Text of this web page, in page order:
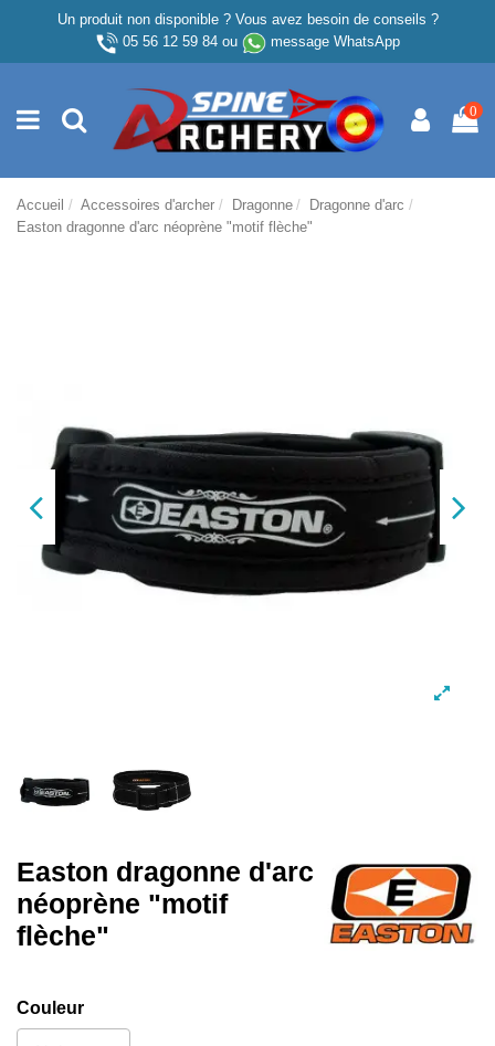
Un produit non disponible ? Vous avez besoin de conseils ?
05 56 12 59 84ou message WhatsApp
0
Accueil Accessoires d'archer Dragonne
Dragonne d'arc
Easton dragonne d'arc néoprène "motif flèche"
Easton dragonne d'arc
néoprène "motif
flèche"
Couleur